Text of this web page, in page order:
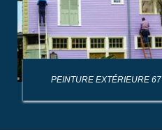
PEINTURE EXTÉRIEURE 67